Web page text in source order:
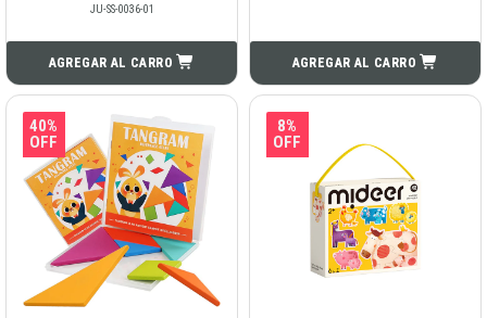
JU-SS-0036-01
AGREGAR AL CARRO AGREGAR AL CARRO
40%
OFF
8%
OFF